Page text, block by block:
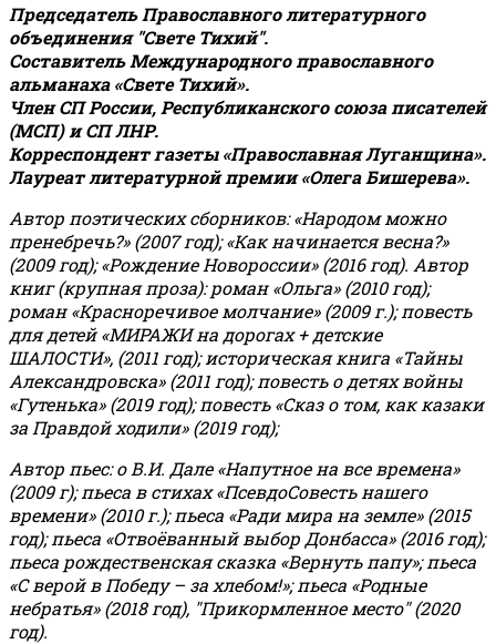
Председатель Православного литературного
объединения "Свете Тихий".
Составитель Международного православного
альманаха «Свете Тихий».
Член СП России, Республиканского союза писателей
(МСП) и СП ЛНР.
Корреспондент газеты «Православная Луганщина».
Лауреат литературной премии «Олега Бишерева».
Автор поэтических сборников: «Народом можно
пренебречь?» (2007 год); «Как начинается весна?»
(2009 год); «Рождение Новороссии» (2016 год). Автор
книг (крупная проза): роман «Ольга» (2010 год);
роман «Красноречивое молчание» (2009 г.); повесть
для детей «МИРАЖИ на дорогах + детские
ШАЛОСТИ», (2011 год); историческая книга «Тайны
Александровска» (2011 год); повесть о детях войны
«Гутенька» (2019 год); повесть «Сказ о том, как казаки
за Правдой ходили» (2019 год);
Автор пьес: о В.И. Дале «Напутное на все времена»
(2009 г); пьеса в стихах «ПсевдоСовесть нашего
времени» (2010 г.); пьеса «Ради мира на земле» (2015
год); пьеса «Отвоёванный выбор Донбасса» (2016 год);
пьеса рождественская сказка «Вернуть папу»; пьеса
«С верой в Победу – за хлебом!»;пьеса «Родные
небратья» (2018 год), "Прикормленное место" (2020
год).